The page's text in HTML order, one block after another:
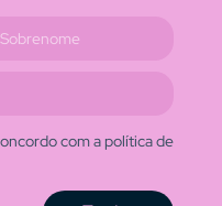
com a política de